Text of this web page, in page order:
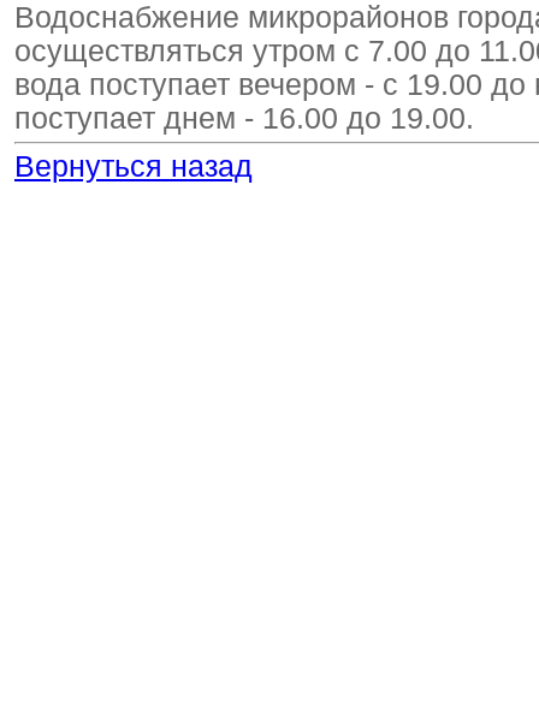
Водоснабжение микрорайонов
осуществляться утром с 7.00 до
вода поступает вечером - с 19.00
поступает днем - 16.00 до 19.00.
Вернуться назад